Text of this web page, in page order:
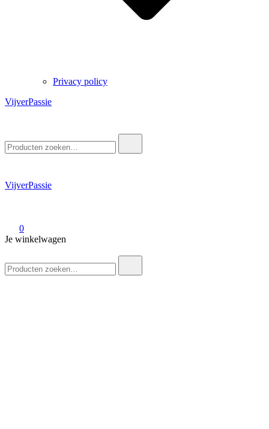
Privacy policy
VijverPassie
naar:
VijverPassie
0
Je winkelwagen
naar: